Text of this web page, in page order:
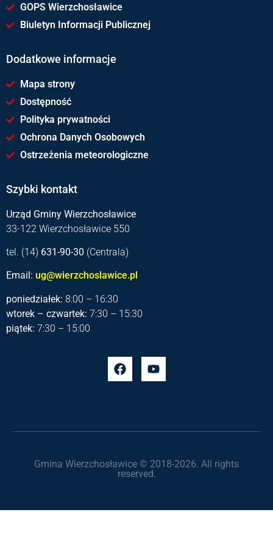
GOPS Wierzchosławice
Biuletyn Informacji Publicznej
Dodatkowe informacje
Mapa strony
Dostępność
Polityka prywatności
Ochrona Danych Osobowych
Ostrzeżenia meteorologiczne
Szybki kontakt
Urząd Gminy Wierzchosławice
33-122 Wierzchosławice 550
tel. (14) 631-90-30 (Centrala)
Email: ug@wierzchoslawice.pl
poniedziałek: 8:00 – 16:30
wtorek – czwartek: 7:30 – 15:30
piątek: 7:30 – 15:00
Gmina Wierzchosławice © 2018-2026. All rights
reserved.